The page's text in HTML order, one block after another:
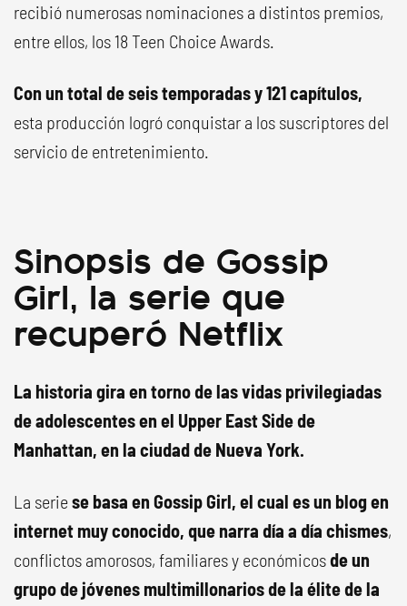
recibió numerosas nominaciones a distintos premios,
entre ellos, los 18 Teen Choice Awards.
Con un total de seis temporadas y 121 capítulos,
esta producción logró conquistar a los suscriptores del
servicio de entretenimiento.
Sinopsis de Gossip
Girl, la serie que
recuperó Netflix
La historia gira en torno de las vidas privilegiadas
de adolescentes en el Upper East Side de
Manhattan, en la ciudad de Nueva York.
La seriese basa en Gossip Girl, el cual es un blog en
internet muy conocido, que narra día a día chismes,
conflictos amorosos, familiares y económicosde un
grupo de jóvenes multimillonarios de la élite de la